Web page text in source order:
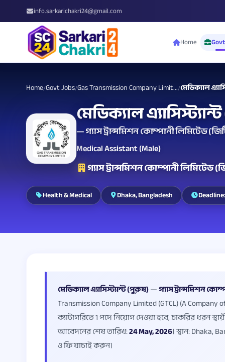
info.sarkarichakri24@gmail.com
Home
Home/Govt Jobs/Gas Transmission Company Limit.../মেডিক্যাল
মেডিক্যাল
— গ্যাস ট্রান্সমিশন কোম্পানী লিমিটেড
Medical Assistant (Male)
গ্যাস ট্রান্সমিশন কোম্পানী লিমিটেড
Health & Medical Dhaka, Bangladesh
মেডিক্যাল এ্যাসিস্ট্যান্ট (পুরুষ)—গ্যাস ট্রান্সমিশন
Transmission Company Limited (GTCL) (A Company
ক্যাটাগরিতে 1 পদে নিয়োগ দেওয়া হবে, চাকরির ধরন
আবেদনের শেষ তারিখ:24 May, 2026। স্থান: Dhaka,
ও ফি যাচাই করুন।